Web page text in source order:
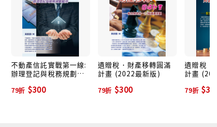
不動產信託實戰第一線:
辦理登記與稅務規劃範
79折 $300
遺贈稅．財產移轉圓滿
計畫 (2022最新版)
79折 $300
遺贈稅．
計畫
79折